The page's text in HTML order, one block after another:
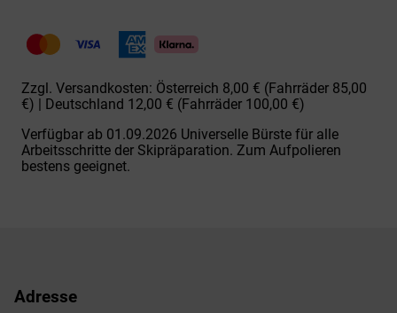
Zzgl. Versandkosten: Österreich 8,00 € (Fahrräder 85,00
€) | Deutschland 12,00 € (Fahrräder 100,00 €)
Verfügbar ab 01.09.2026 Universelle Bürste für alle
Arbeitsschritte der Skipräparation. Zum Aufpolieren
bestens geeignet.
Adresse